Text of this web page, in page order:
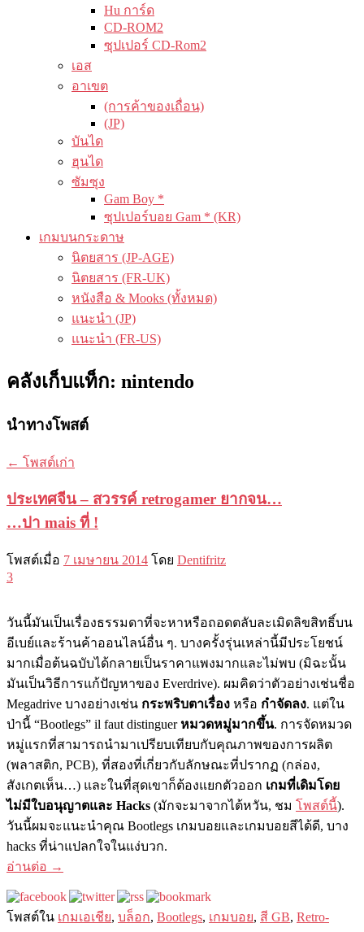
Hu การ์ด
CD-ROM2
ซุปเปอร์ CD-Rom2
เอส
อาเขต
(การค้าของเถื่อน)
(JP)
บันได
ฮุนได
ซัมซุง
Gam Boy *
ซุปเปอร์บอย Gam * (KR)
เกมบนกระดาษ
นิตยสาร (JP-AGE)
นิตยสาร (FR-UK)
หนังสือ & Mooks (ทั้งหมด)
แนะนำ (JP)
แนะนำ (FR-US)
คลังเก็บแท็ก: nintendo
นำทางโพสต์
← โพสต์เก่า
ประเทศจีน – สวรรค์ retrogamer ยากจน…
…ปา mais ที่ !
โพสต์เมื่อ 7 เมษายน 2014 โดย Dentifritz
3
วันนี้มันเป็นเรื่องธรรมดาที่จะหาหรือถอดตลับละเมิดลิขสิทธิ์บน
อีเบย์และร้านค้าออนไลน์อื่น ๆ. บางครั้งรุ่นเหล่านี้มีประโยชน์
มากเมื่อต้นฉบับได้กลายเป็นราคาแพงมากและไม่พบ (มิฉะนั้น
มันเป็นวิธีการแก้ปัญหาของ Everdrive). ผมคิดว่าตัวอย่างเช่นชื่อ
Megadrive บางอย่างเช่น กระพริบตาเรื่อง หรือ กำจัดลง. แต่ใน
ป่านี้ “Bootlegs” il faut distinguer หมวดหมู่มากขึ้น. การจัดหมวด
หมู่แรกที่สามารถนำมาเปรียบเทียบกับคุณภาพของการผลิต
(พลาสติก, PCB), ที่สองที่เกี่ยวกับลักษณะที่ปรากฏ (กล่อง,
สังเกตเห็น…) และในที่สุดเขาก็ต้องแยกตัวออก เกมที่เดิมโดย
ไม่มีใบอนุญาตและ Hacks (มักจะมาจากไต้หวัน, ชม โพสต์นี้).
วันนี้ผมจะแนะนำคุณ Bootlegs เกมบอยและเกมบอยสีได้ดี, บาง
hacks ที่น่าแปลกใจในแง่บวก.
อ่านต่อ →
โพสต์ใน เกมเอเชีย, บล็อก, Bootlegs, เกมบอย, สี GB, Retro-